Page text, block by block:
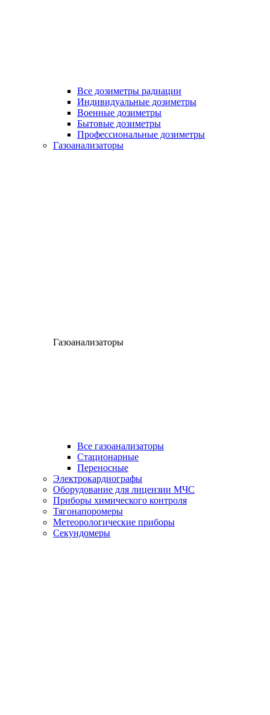
Все дозиметры радиации
Индивидуальные дозиметры
Военные дозиметры
Бытовые дозиметры
Профессиональные дозиметры
Газоанализаторы
Газоанализаторы
Все газоанализаторы
Cтационарные
Переносные
Электрокардиографы
Оборудование для лицензии МЧС
Приборы химического контроля
Тягонапоромеры
Метеорологические приборы
Секундомеры